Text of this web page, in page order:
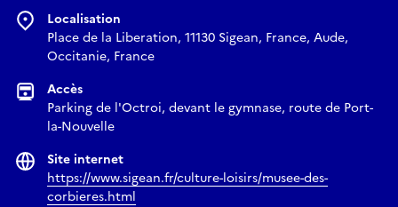
Localisation
Place de la Liberation, 11130 Sigean, France, Aude,
Occitanie, France
Accès
Parking de l'Octroi, devant le gymnase, route de Port-
la-Nouvelle
Site internet
https://www.sigean.fr/culture-loisirs/musee-des-
corbieres.html